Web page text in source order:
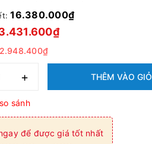
16.380.000₫
2.948.400₫
+ THÊM VÀO GIỎ
sánh
để được giá tốt nhất